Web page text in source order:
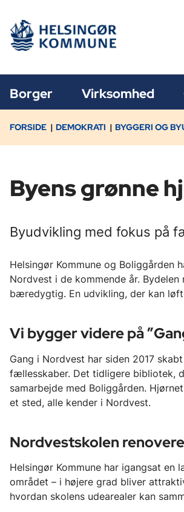
Borger Virksomhed
FORSIDE DEMOKRATI BYGGERI OG
Byens grønne
Byudvikling med fokus på
Helsingør Kommune og
Nordvest i de kommende år.
bæredygtig. En udvikling, der kan
Vi bygger videre på
Gang i Nordvest har siden 2017
fællesskaber. Det tidligere bibliotek,
samarbejde med Boliggården.
et sted, alle kender i Nordvest.
Nordvestskolen
Helsingør Kommune har igangsat
området – i højere grad bliver
hvordan skolens udearealer kan